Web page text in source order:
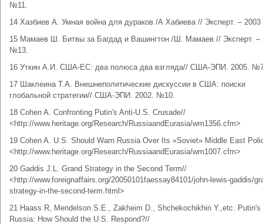
№11.
14 Хазбиев А. Умная война для дураков /А Хабиева // Эксперт. –
15 Мамаев Ш. Битвы за Багдад и Вашингтон /Ш. Мамаев // Эксперт. –
№13.
16 Уткин А.И. США-ЕС: два полюса два взгляда// США-ЭПИ. 2005.
17 Шаклеина Т.А. Внешнеполитические дискуссии в США: поиски
глобальной стратегии// США-ЭПИ. 2002. №10.
18 Cohen A. Confronting Putin's Anti-U.S. Crusade//
<http://www.heritage.org/Research/RussiaandEurasia/wm1356.cfm>
19 Cohen A. U.S. Should Warn Russia Over Its «Soviet» Middle East
<http://www.heritage.org/Research/RussiaandEurasia/wm1007.cfm>
20 Gaddis J.L. Grand Strategy in the Second Term//
<http://www.foreignaffairs.org/20050101faessay84101/john-lewis-gaddis/
strategy-in-the-second-term.html>
21 Haass R, Mendelson S.E., Zakheim D., Shchekochikhin Y.,etc. Putin's
Russia: How Should the U.S. Respond?//